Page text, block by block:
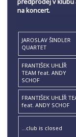
na koncert.
JAROSLAV ŠINDLER
QUARTET
FRANTIŠEK UHLÍŘ
TEAM feat. ANDY
SCHOF
FRANTIŠEK UHLÍŘ
feat. ANDY SCHOF
...club is closed